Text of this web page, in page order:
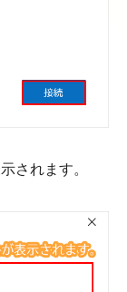
されます。